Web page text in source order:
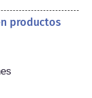
productos